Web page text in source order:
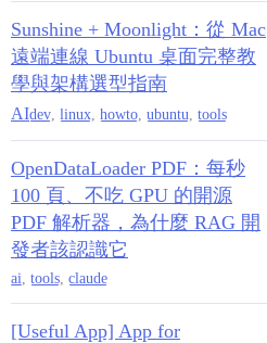
Sunshine + Moonlight：從 Mac
遠端連線 Ubuntu 桌面完整教
學與架構選型指南
AIdev linux howto ubuntu tools
OpenDataLoader PDF：每秒
100 頁、不吃 GPU 的開源
PDF 解析器，為什麼 RAG 開
發者該認識它
ai, tools, claude
[Useful App] App for